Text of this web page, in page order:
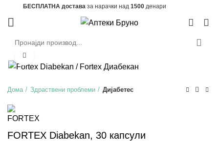
БЕСПЛАТНА достава за нарачки над 1500 денари
Дома Здраствени проблеми Дијабетес
FORTEX Diabekan, 30 капсули